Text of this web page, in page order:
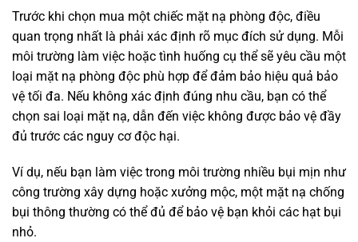
Trước khi chọn mua một chiếc mặt nạ phòng độc, điều
quan trọng nhất là phải xác định rõ mục đích sử dụng. Mỗi
môi trường làm việc hoặc tình huống cụ thể sẽ yêu cầu một
loại mặt nạ phòng độc phù hợp để đảm bảo hiệu quả bảo
vệ tối đa. Nếu không xác định đúng nhu cầu, bạn có thể
chọn sai loại mặt nạ, dẫn đến việc không được bảo vệ đầy
đủ trước các nguy cơ độc hại.
Ví dụ, nếu bạn làm việc trong môi trường nhiều bụi mịn như
công trường xây dựng hoặc xưởng mộc, một mặt nạ chống
bụi thông thường có thể đủ để bảo vệ bạn khỏi các hạt bụi
nhỏ.